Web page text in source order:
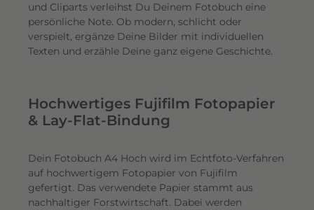
und Cliparts verleihst Du Deinem Fotobuch eine
persönliche Note. Ob modern, schlicht oder
verspielt, ergänze Deine Bilder mit individuellen
Texten und erzähle Deine ganz eigene Geschichte.
Hochwertiges Fujifilm Fotopapier
& Lay-Flat-Bindung
Dein Fotobuch A4 Hoch wird im Echtfoto-Verfahren
auf hochwertigem Fotopapier von Fujifilm
gefertigt. Das verwendete Papier stammt aus
nachhaltiger Forstwirtschaft. Dabei werden